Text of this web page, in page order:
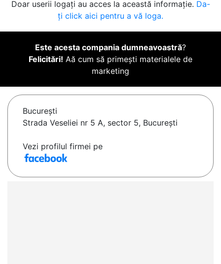
Doar userii logați au acces la această informație. Da-
ți click aici pentru a vă loga.
Este acesta compania dumneavoastră?
Felicitări! Aă cum să primești materialele de
marketing
Bucureşti
Strada Veseliei nr 5 A, sector 5, București
Vezi profilul firmei pe